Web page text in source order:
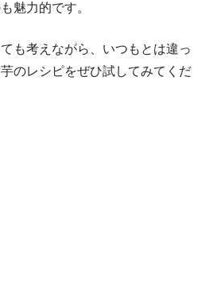
魅力的です。
も考えながら、いつもとは違っ
のレシピをぜひ試してみてくだ